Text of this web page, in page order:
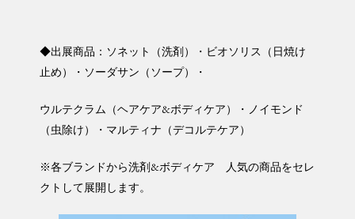
◆出展商品：ソネット（洗剤）・ビオソリス（日焼け
止め）・ソーダサン（ソープ）・
ウルテクラム（ヘアケア&ボディケア）・ノイモンド
（虫除け）・マルティナ（デコルテケア）
※各ブランドから洗剤&ボディケア 人気の商品をセレ
クトして展開します。